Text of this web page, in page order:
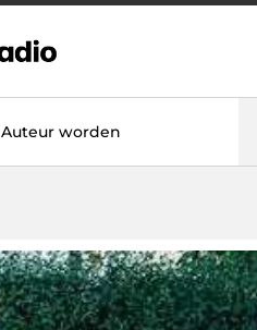
Auteur worden